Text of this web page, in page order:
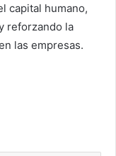
capital humano,
reforzando la
las empresas.